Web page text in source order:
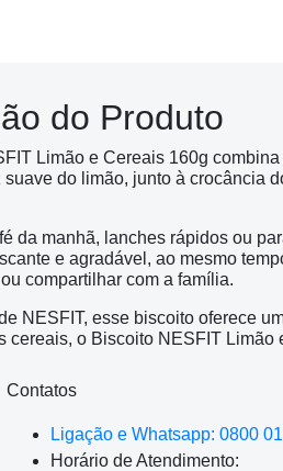
do Produto
Limão e Cereais 160g
suave do limão, junto à crocância
da manhã, lanches rápidos ou
e agradável, ao mesmo
compartilhar com a família.
NESFIT, esse biscoito oferece
cereais, o Biscoito NESFIT
Contatos
Ligação e Whatsapp: 0800
Horário de Atendimento: